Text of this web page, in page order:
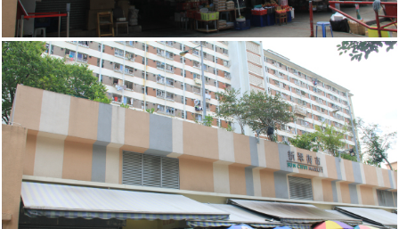
新翠